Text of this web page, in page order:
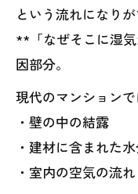
という流れになり
**「なぜそこに湿
因部分。
現代のマンションで
・壁の中の結露
・建材に含まれた
・室内の空気の流れ